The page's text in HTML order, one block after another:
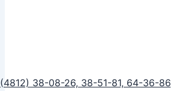
(4812) 38-08-26, 38-51-81, 64-36-86